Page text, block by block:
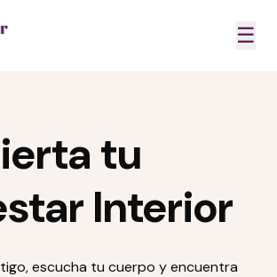
☰
tu
Interior
escucha tu cuerpo y encuentra